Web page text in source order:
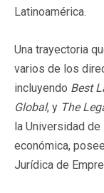
Latinoamérica.
Una trayectoria
varios de los
incluyendo Best
Global, y The
la Universidad
económica,
Jurídica de